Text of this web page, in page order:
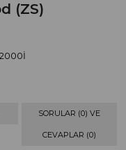
(ZS)
SORULAR (0) VE
CEVAPLAR (0)